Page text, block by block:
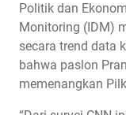
Politik dan
Monitoring (IDM)
secara trend data
bahwa paslon
memenangkan